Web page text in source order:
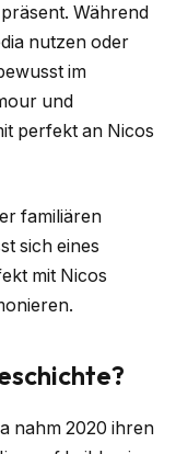
Während
nutzen oder
im
und
perfekt an Nicos
familiären
sich eines
mit Nicos
nahm 2020 ihren